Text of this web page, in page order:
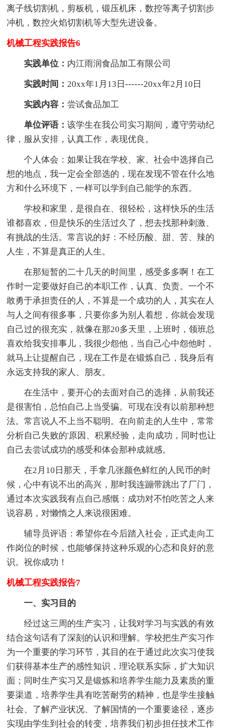
离子线切割机，剪板机，锻压机床，数控等离子切割步
冲机，数控火焰切割机等大型先进设备。
机械工程实践报告6
实践单位： 内江雨润食品加工有限公司
实践时间：20xx年1月13日------20xx年2月10日
实践内容：尝试食品加工
单位评语：该学生在我公司实习期间，遵守劳动纪
律，服从安排，认真工作，表现优良。
个人体会：如果让我在学校、家、社会中选择自己
想的地点，我一定会全部选的，现在发现不管在什么地
方和什么环境下，一样可以学到自己能学的东西。
学校和家里，是很自在、很轻松，这样快乐的生活
谁都喜欢，但是快乐的生活过久了，想去找那种刺激、
有挑战的生活。常言说的好：不经历酸、甜、苦、辣的
人生，不算是真正的人生。
在那短暂的二十几天的时间里，感受多多啊！在工
作时一定要做好自己的本职工作，认真、负责。一个不
敢勇于承担责任的人，不算是一个成功的人，其实在人
与人之间有很多事，只要你多为别人着想，你就会发现
自己过的很充实，就像在那20多天里，上班时，领班总
喜欢给我安排事儿，我很少怨他，当自己心中怨他时，
就马上让提醒自己，现在工作是在锻炼自己，我身后有
永远支持我的家人、朋友。
在生活中，要开心的去面对自己的选择，从前我还
是很害怕，总怕自己上当受骗。可现在没有以前那种想
法。常言说人不上当不聪明。在向前走的人生中，常常
分析自己失败的'原因、积累经验，走向成功，同时也让
自己去尝试成功的感受和体会那种成就感。
在2月10日那天，手拿几张颜色鲜红的人民币的时
候，心中有说不出的高兴，那时我连蹦带跳出了厂门，
通过本次实践我有点自己感慨：成功对不怕吃苦之人来
说容易，对懒惰之人来说很困难。
辅导员评语：希望你在今后踏入社会，正式走向工
作岗位的时候，也能够保持这种乐观的心态和良好的意
识。祝你成功！
机械工程实践报告7
一、实习目的
经过这三周的生产实习，让我对学习与实践的有效
结合这句话有了深刻的认识和理解。学校把生产实习作
为一个重要的学习环节，其目的在于通过此次实习使我
们获得基本生产的感性知识，理论联系实际，扩大知识
面；同时生产实习又是锻炼和培养学生能力及素质的重
要渠道，培养学生具有吃苦耐劳的精神，也是学生接触
社会、了解产业状况、了解国情的一个重要途径，逐步
实现由学生到社会的转变，培养我们初步担任技术工作